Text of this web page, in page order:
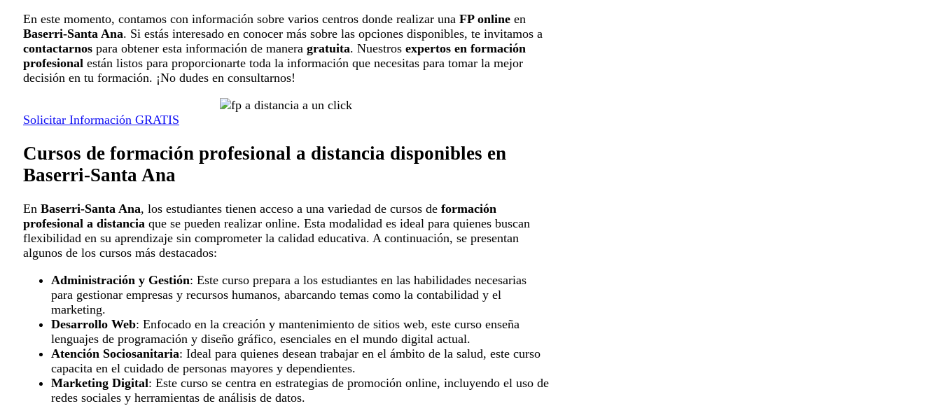
En este momento, contamos con información sobre varios centros donde realizar una FP online en
Baserri-Santa Ana. Si estás interesado en conocer más sobre las opciones disponibles, te invitamos a
contactarnos para obtener esta información de manera gratuita. Nuestros expertos en formación
profesional están listos para proporcionarte toda la información que necesitas para tomar la mejor
decisión en tu formación. ¡No dudes en consultarnos!
Solicitar Información GRATIS
Cursos de formación profesional a distancia disponibles en
Baserri-Santa Ana
En Baserri-Santa Ana, los estudiantes tienen acceso a una variedad de cursos de formación
profesional a distancia que se pueden realizar online. Esta modalidad es ideal para quienes buscan
flexibilidad en su aprendizaje sin comprometer la calidad educativa. A continuación, se presentan
algunos de los cursos más destacados:
Administración y Gestión: Este curso prepara a los estudiantes en las habilidades necesarias
para gestionar empresas y recursos humanos, abarcando temas como la contabilidad y el
marketing.
Desarrollo Web: Enfocado en la creación y mantenimiento de sitios web, este curso enseña
lenguajes de programación y diseño gráfico, esenciales en el mundo digital actual.
Atención Sociosanitaria: Ideal para quienes desean trabajar en el ámbito de la salud, este curso
capacita en el cuidado de personas mayores y dependientes.
Marketing Digital: Este curso se centra en estrategias de promoción online, incluyendo el uso de
redes sociales y herramientas de análisis de datos.